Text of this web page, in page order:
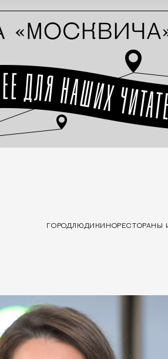
ГОРОДЛЮДИ КИНОРЕСТОРАНЫ